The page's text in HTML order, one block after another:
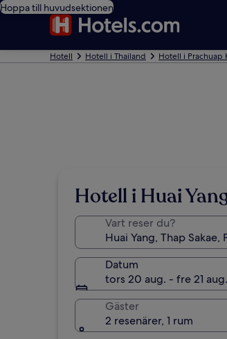
Hoppa till huvudsektionen
Hotell Hotell i Thailand Hotell i Prachuap
Hotell i Huai
Vart reser du?
Datum
tors 20 aug. - fre 21 aug.
Gäster
2 resenärer, 1 rum